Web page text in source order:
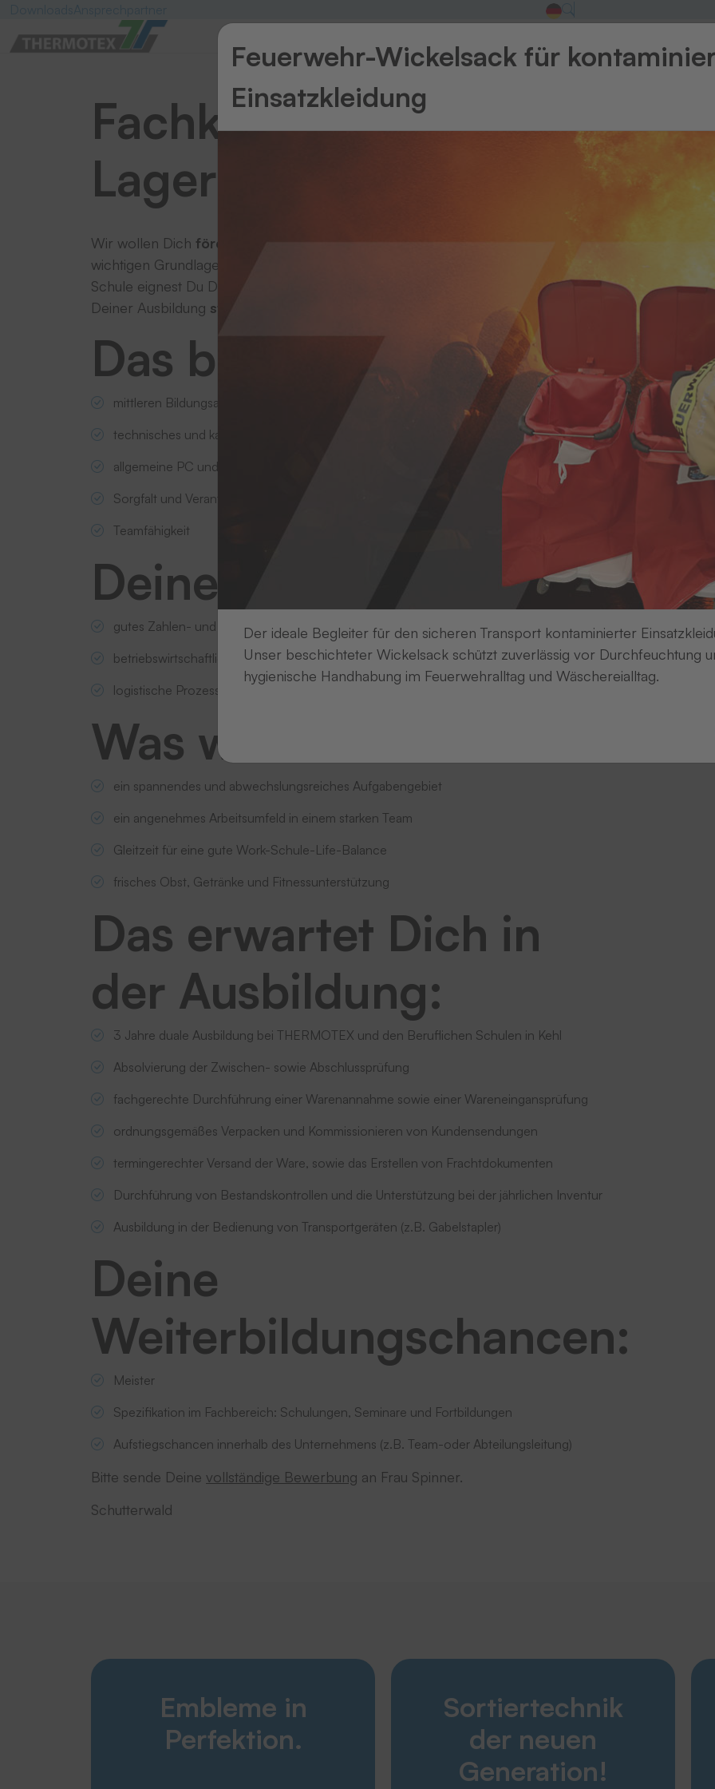
Fachkraft für
Lagerlogistik (m/w/d)
Wir wollen Dich fördern und ausbilden
wichtigen Grundlagen, die Du für Deinen
Schule eignest Du Dir die dazugehörige Theorie an. Mit diesem Mix bist Du nach
Deiner Ausbildung startklar für Deine steile Karriere
Das bringst Du mit:
mittleren Bildungsabschluss oder einen guten Hauptschulabschluss
technisches und kaufmännisches Interesse
allgemeine PC und EDV-Kenntnisse
Sorgfalt und Verantwortungsbewusstsein
Teamfähigkeit
Deine Stärken:
gutes Zahlen- und Raumverständnis
betriebswirtschaftliches Grundwissen
logistische Prozesse und logisches Denken
Was wir Dir bieten:
ein spannendes und abwechslungsreiches Aufgabengebiet
ein angenehmes Arbeitsumfeld in einem starken Team
Gleitzeit für eine gute Work-Schule-Life-Balance
frisches Obst, Getränke und Fitnessunterstützung
Das erwartet Dich in
der Ausbildung:
3 Jahre duale Ausbildung bei THERMOTEX und den Beruflichen Schulen in Kehl
Absolvierung der Zwischen- sowie Abschlussprüfung
fachgerechte Durchführung einer Warenannahme sowie einer Wareneingansprüfung
ordnungsgemäßes Verpacken und Kommissionieren von Kundensendungen
termingerechter Versand der Ware, sowie das Erstellen von Frachtdokumenten
Durchführung von Bestandskontrollen und die Unterstützung bei der jährlichen Inventur
Ausbildung in der Bedienung von Transportgeräten (z.B. Gabelstapler)
Deine
Weiterbildungschancen:
Meister
Spezifikation im Fachbereich: Schulungen, Seminare und Fortbildungen
Aufstiegschancen innerhalb des Unternehmens (z.B. Team-oder Abteilungsleitung)
Bitte sende Deine vollständige Bewerbung an Frau Spinner.
Schutterwald
Embleme in
Perfektion.
Sortiertechnik
der neuen
Generation!
Karriere
Produkte
Unternehmen
Service
Feuerwehr-Wickelsack für
Einsatzkleidung
Der ideale Begleiter für den sicheren Transport kontaminierter
Unser beschichteter Wickelsack schützt zuverlässig vor Durchfeuchtung
hygienische Handhabung im Feuerwehralltag und Wäschereialltag.